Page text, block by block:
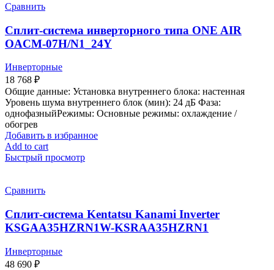
Сравнить
Сплит-система инверторного типа ONE AIR
OACM-07H/N1_24Y
Инверторные
18 768 ₽
Общие данные: Установка внутреннего блока: настенная
Уровень шума внутреннего блок (мин): 24 дБ Фаза:
однофазныйРежимы: Основные режимы: охлаждение /
обогрев
Добавить в избранное
Add to cart
Быстрый просмотр
Сравнить
Сплит-система Kentatsu Kanami Inverter
KSGAA35HZRN1W-KSRAA35HZRN1
Инверторные
48 690 ₽